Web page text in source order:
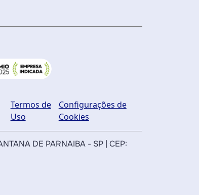
Termos de
Uso
Configurações de
Cookies
DE PARNAIBA - SP | CEP: